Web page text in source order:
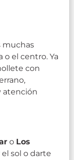
muchas
o el centro. Ya
con
atención
o Los
sol o darte